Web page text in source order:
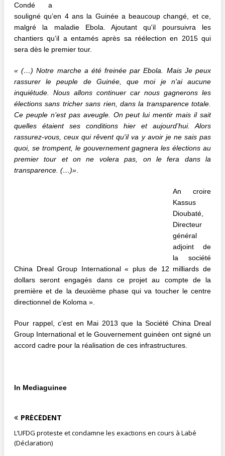
Condé a
souligné qu’en 4 ans la Guinée a beaucoup changé, et ce,
malgré la maladie Ebola. Ajoutant qu'il poursuivra les
chantiers qu’il a entamés après sa réélection en 2015 qui
sera dès le premier tour.
« (…) Notre marche a été freinée par Ebola. Mais Je peux
rassurer le peuple de Guinée, que moi je n'ai aucune
inquiétude. Nous allons continuer car nous gagnerons les
élections sans tricher sans rien, dans la transparence totale.
Ce peuple n’est pas aveugle. On peut lui mentir mais il sait
quelles étaient ses conditions hier et aujourd’hui. Alors
rassurez-vous, ceux qui rêvent qu'il va y avoir je ne sais pas
quoi, se trompent, le gouvernement gagnera les élections au
premier tour et on ne volera pas, on le fera dans la
transparence. (…)»
An croire
Kassus
Dioubaté,
Directeur
général
adjoint de
la société
China Dreal Group International « plus de 12 milliards de
dollars seront engagés dans ce projet au compte de la
première et de la deuxième phase qui va toucher le centre
directionnel de Koloma ».
Pour rappel, c’est en Mai 2013 que la Société China Dreal
Group International et le Gouvernement guinéen ont signé un
accord cadre pour la réalisation de ces infrastructures.
In Mediaguinee
PRÉCÉDENT
L’UFDG proteste et condamne les exactions en cours à Labé
(Déclaration)